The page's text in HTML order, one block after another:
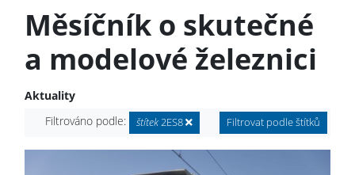
Měsíčník o skutečné
a modelové železnici
Aktuality
Filtrováno podle:
štítek2ES8 Filtrovat podle štítků